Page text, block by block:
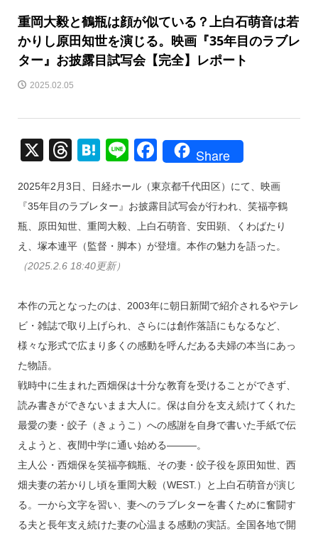
重岡大毅と鶴瓶は顔が似ている？上白石萌音は若
かりし原田知世を演じる。映画『35年目のラブレ
ター』お披露目試写会【完全】レポート
2025.02.05
X
T
e
a
d
s
H
e
n
a
Li
e
F
c
e
b
k
Share
2025年2月3日、日経ホール（東京都千代田区）にて、映画
『35年目のラブレター』お披露目試写会が行われ、笑福亭鶴
瓶、原田知世、重岡大毅、上白石萌音、安田顕、くわばたり
え、塚本連平（監督・脚本）が登壇。本作の魅力を語った。
（2025.2.6 18:40更新）
本作の元となったのは、2003年に朝日新聞で紹介されるやテレ
ビ・雑誌で取り上げられ、さらには創作落語にもなるなど、
様々な形式で広まり多くの感動を呼んだある夫婦の本当にあっ
た物語。
戦時中に生まれた西畑保は十分な教育を受けることができず、
読み書きができないまま大人に。保は自分を支え続けてくれた
最愛の妻・皎子（きょうこ）への感謝を自身で書いた手紙で伝
えようと、夜間中学に通い始める―――。
主人公・西畑保を笑福亭鶴瓶、その妻・皎子役を原田知世、西
畑夫妻の若かりし頃を重岡大毅（WEST.）と上白石萌音が演じ
る。一から文字を習い、妻へのラブレターを書くために奮闘す
る夫と長年支え続けた妻の心温まる感動の実話。全国各地で開